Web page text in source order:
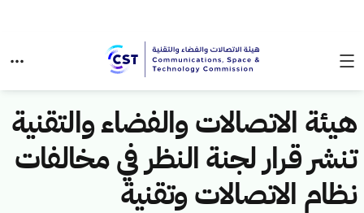
هيئة الاتصالات والفضاء والتقنية
تنشر قرار لجنة النظر في مخالفات
نظام الاتصالات وتقنية